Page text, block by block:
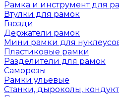
Рамка и инструмент для
Втулки для рамок
Гвозди
Держатели рамок
Мини рамки для
Пластиковые рамки
Разделители для рамок
Саморезы
Рамки ульевые
Станки, дыроколы,